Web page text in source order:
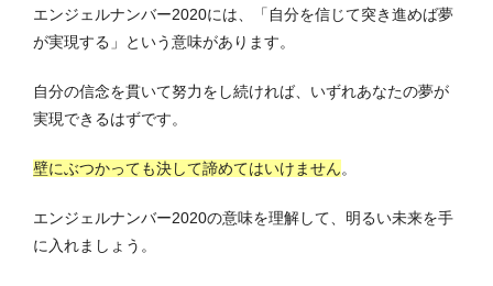
エンジェルナンバー2020には、「自分を信じて突き進めば夢
が実現する」という意味があります。
自分の信念を貫いて努力をし続ければ、いずれあなたの夢が
実現できるはずです。
壁にぶつかっても決して諦めてはいけません。
エンジェルナンバー2020の意味を理解して、明るい未来を手
に入れましょう。